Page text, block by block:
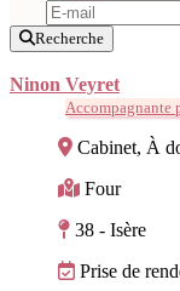
Recherche
Ninon Veyret
Accompagnante
Cabinet, À
Four
38 - Isère
Prise de